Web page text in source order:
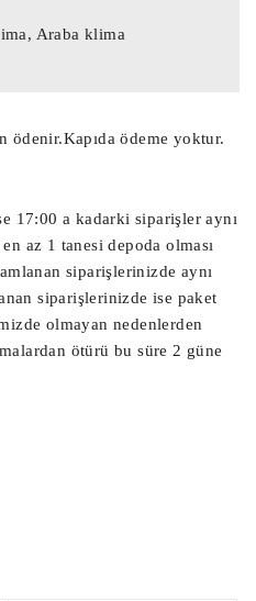
Şanzıman Beyni,
Beyni, Çıkma
Beyni, Çıkma Park
Beyni,
Motor Beyini,
Kamyon Motor
Önleyici Radar
Araba klima
ödenir.Kapıda ödeme yoktur.
17:00 a kadarki siparişler aynı
az 1 tanesi depoda olması
siparişlerinizde aynı
siparişlerinizde ise paket
olmayan nedenlerden
ötürü bu süre 2 güne